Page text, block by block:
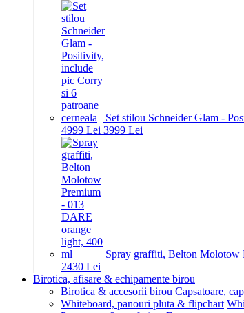
Set stilou Schneider Glam -
4999 Lei 3999 Lei
Spray graffiti, Belton Molotow
2430 Lei
Birotica, afisare & echipamente birou
Birotica & accesorii birou Capsatoare,
Whiteboard, panouri pluta & flipchart